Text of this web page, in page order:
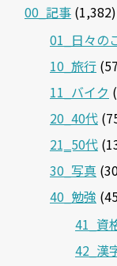
00_記事 (1,382)
01_日々の
10_旅行
11_バイク
20_40代
21‗50代
30_写真
40_勉強
41_資
42_漢